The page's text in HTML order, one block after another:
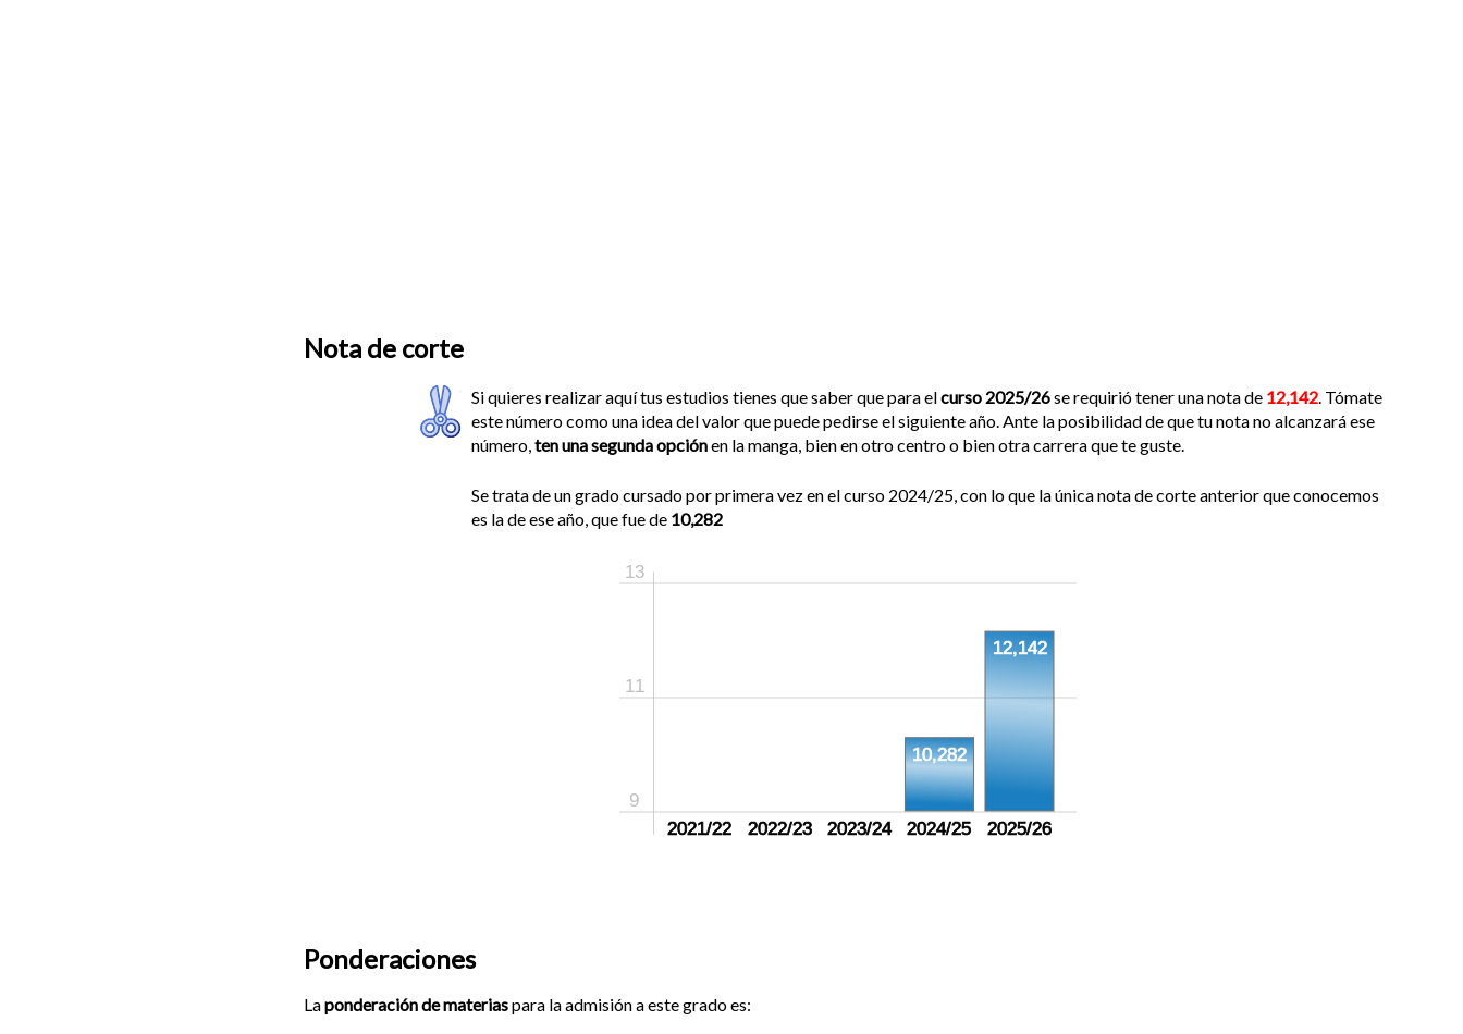
Nota de corte
Si quieres realizar aquí tus estudios tienes que saber que para elcurso 2025/26se requirió tener una nota de 12,142 . Tómate
este número como una idea del valor que puede pedirse el siguiente año. Ante la posibilidad de que tu nota no alcanzará ese
número, ten una segunda opciónen la manga, bien en otro centro o bien otra carrera que te guste.
Se trata de un grado cursado por primera vez en el curso 2024/25, con lo que la única nota de corte anterior que conocemos
es la de ese año, que fue de 10,282
13
9
11
sin crear sin crear sin crear
10,282
12,142
2021/22 2022/23 2023/24 2024/25 2025/26
Ponderaciones
Laponderación de materiaspara la admisión a este grado es: